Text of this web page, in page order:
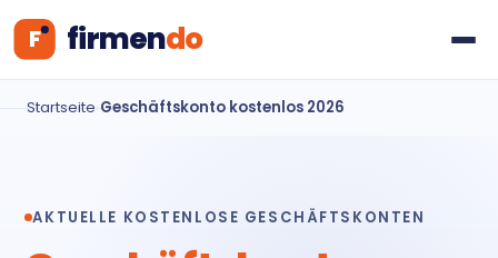
Startseite Geschäftskonto kostenlos 2026
AKTUELLE KOSTENLOSE GESCHÄFTSKONTEN